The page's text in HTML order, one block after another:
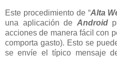
Este procedimiento de “Alta
una aplicación de Android
acciones de manera fácil con
comporta gasto). Esto se
se envíe el típico mensaje